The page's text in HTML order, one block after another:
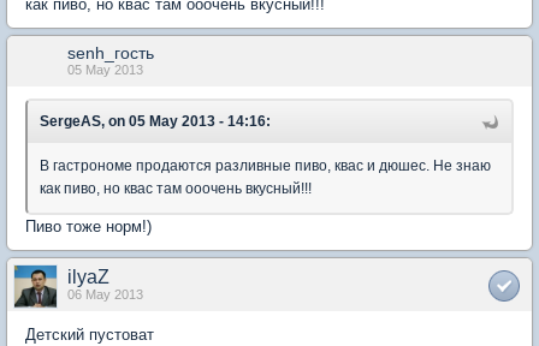
как пиво, но квас там ооочень вкусный!!!
senh_гость
05 May 2013
SergeAS, on 05 May 2013 - 14:16:
В гастрономе продаются разливные пиво, квас и дюшес. Не знаю
как пиво, но квас там ооочень вкусный!!!
Пиво тоже норм!)
ilyaZ
06 May 2013
Детский пустоват